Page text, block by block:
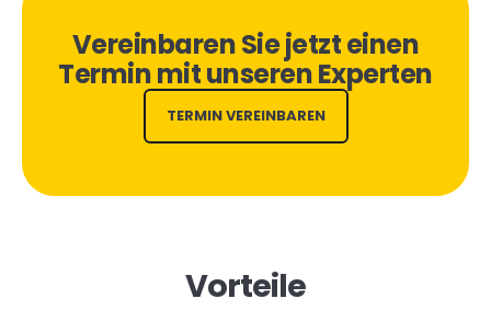
Vereinbaren Sie jetzt einen
Termin mit unseren Experten
TERMIN VEREINBAREN
Vorteile